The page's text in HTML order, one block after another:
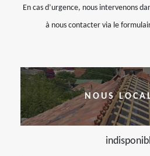
En cas d’urgence, nous intervenons
à nous contacter via le
NOUS